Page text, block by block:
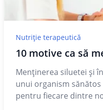
Nutriție terapeutică
10 motive ca să
Menţinerea siluetei şi
unui organism
pentru fiecare dintre